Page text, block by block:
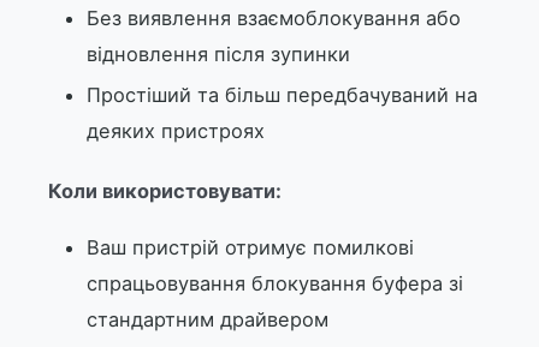
Без виявлення взаємоблокування або
відновлення після зупинки
Простіший та більш передбачуваний на
деяких пристроях
Коли використовувати:
Ваш пристрій отримує помилкові
спрацьовування блокування буфера зі
стандартним драйвером